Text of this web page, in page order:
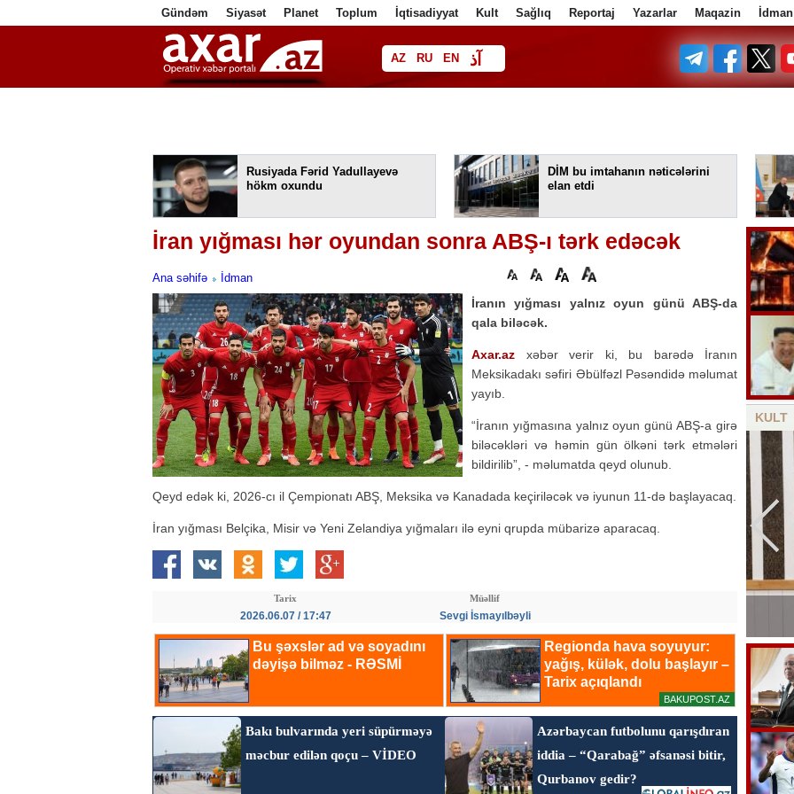
Gündəm Siyasət Planet Toplum İqtisadiyyat Kult Sağlıq Reportaj Yazarlar Maqazin İdman
AZ RU EN آذ
فا
Rusiyada Fərid Yadullayevə
hökm oxundu
DİM bu imtahanın nəticələrini
elan etdi
İran yığması hər oyundan sonra ABŞ-ı tərk edəcək
Ana səhifə İdman
İranın yığması yalnız oyun günü ABŞ-da
qala biləcək.
Axar.az xəbər verir ki, bu barədə İranın
Meksikadakı səfiri Əbülfəzl Pəsəndidə məlumat
yayıb.
“İranın yığmasına yalnız oyun günü ABŞ-a girə
biləcəkləri və həmin gün ölkəni tərk etmələri
bildirilib”, - məlumatda qeyd olunub.
Qeyd edək ki, 2026-cı il Çempionatı ABŞ, Meksika və Kanadada keçiriləcək və iyunun 11-də başlayacaq.
İran yığması Belçika, Misir və Yeni Zelandiya yığmaları ilə eyni qrupda mübarizə aparacaq.
Tarix
2026.06.07 / 17:47
Müəllif
Sevgi İsmayılbəyli
KULT
Nəriman Həsənzadə vəfat etdi